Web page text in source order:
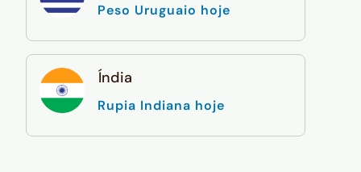
Peso Uruguaio hoje
Índia
Rupia Indiana hoje